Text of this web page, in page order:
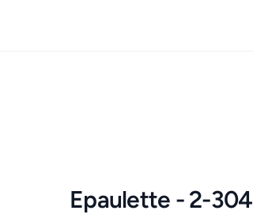
Epaulette - 2-304